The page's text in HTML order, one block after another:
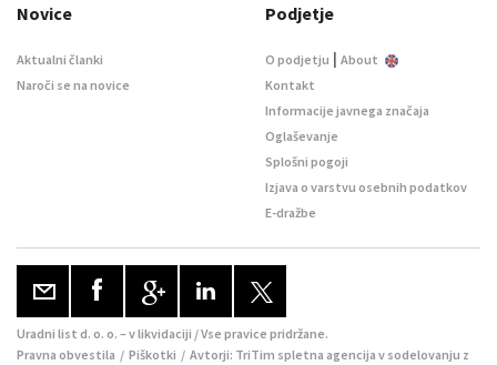
Novice
Aktualni članki
Naroči se na novice
Podjetje
O podjetju | About
Kontakt
Informacije javnega značaja
Oglaševanje
Splošni pogoji
Izjava o varstvu osebnih podatkov
E-dražbe
Uradni list d. o. o. – v likvidaciji / Vse pravice pridržane.
Pravna obvestila / Piškotki / Avtorji: TriTim spletna agencija v sodelovanju z